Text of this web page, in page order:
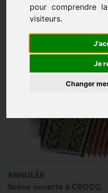
pour comprendre
visiteurs.
Je
Changer
ANNULÉE
Scène ouverte à CROCQ.